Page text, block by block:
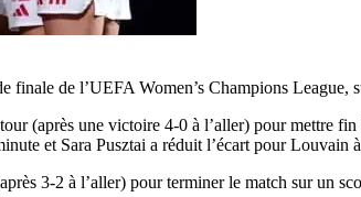
de l’UEFA Women’s Champions League,
(après une victoire 4-0 à l’aller) pour mettre
et Sara Pusztai a réduit l’écart pour Louvain
3-2 à l’aller) pour terminer le match sur un